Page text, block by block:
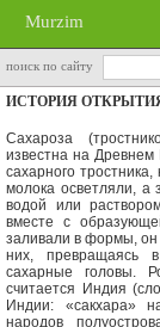
Murzim
поиск по сайту
ИСТОРИЯ
Сахароза
известна на
сахар­ного
молока осветляли, а
водой или
вместе с
заливали в формы, он
них, превращаясь
сахарные головы.
считается Индия
Индии: «сакхара»
народов